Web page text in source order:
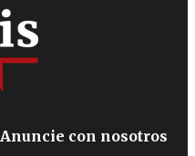
Anuncie con nosotros